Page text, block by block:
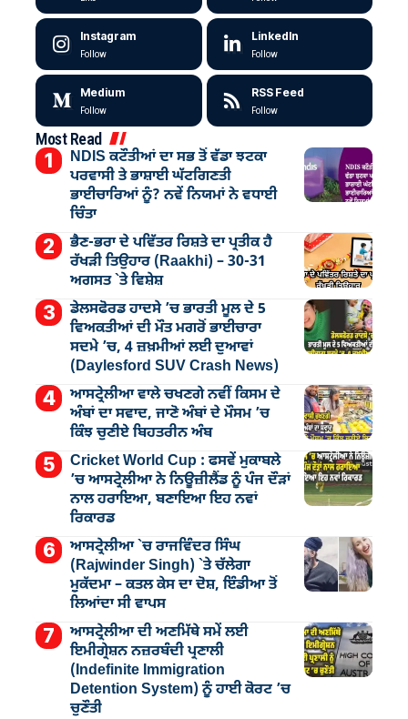
Instagram
Follow
LinkedIn
Follow
Medium
Follow
RSS Feed
Follow
Most Read
NDIS ਕਟੌਤੀਆਂ ਦਾ ਸਭ ਤੋਂ ਵੱਡਾ ਝਟਕਾ
ਪਰਵਾਸੀ ਤੇ ਭਾਸ਼ਾਈ ਘੱਟਗਿਣਤੀ
ਭਾਈਚਾਰਿਆਂ ਨੂੰ? ਨਵੇਂ ਨਿਯਮਾਂ ਨੇ ਵਧਾਈ
ਚਿੰਤਾ
ਭੈਣ-ਭਰਾ ਦੇ ਪਵਿੱਤਰ ਰਿਸ਼ਤੇ ਦਾ ਪ੍ਰਤੀਕ ਹੈ
ਰੱਖੜੀ ਤਿਉਹਾਰ (Raakhi) – 30-31
ਅਗਸਤ `ਤੇ ਵਿਸ਼ੇਸ਼
ਡੇਲਸਫੋਰਡ ਹਾਦਸੇ ’ਚ ਭਾਰਤੀ ਮੂਲ ਦੇ 5
ਵਿਅਕਤੀਆਂ ਦੀ ਮੌਤ ਮਗਰੋਂ ਭਾਈਚਾਰਾ
ਸਦਮੇ ’ਚ, 4 ਜ਼ਖ਼ਮੀਆਂ ਲਈ ਦੁਆਵਾਂ
(Daylesford SUV Crash News)
ਆਸਟ੍ਰੇਲੀਆ ਵਾਲੇ ਚਖਣਗੇ ਨਵੀਂ ਕਿਸਮ ਦੇ
ਅੰਬਾਂ ਦਾ ਸਵਾਦ, ਜਾਣੋ ਅੰਬਾਂ ਦੇ ਮੌਸਮ ’ਚ
ਕਿੰਝ ਚੁਣੀਏ ਬਿਹਤਰੀਨ ਅੰਬ
Cricket World Cup : ਫਸਵੇਂ ਮੁਕਾਬਲੇ
’ਚ ਆਸਟ੍ਰੇਲੀਆ ਨੇ ਨਿਊਜ਼ੀਲੈਂਡ ਨੂੰ ਪੰਜ ਦੌੜਾਂ
ਨਾਲ ਹਰਾਇਆ, ਬਣਾਇਆ ਇਹ ਨਵਾਂ
ਰਿਕਾਰਡ
ਆਸਟ੍ਰੇਲੀਆ `ਚ ਰਾਜਵਿੰਦਰ ਸਿੰਘ
(Rajwinder Singh) `ਤੇ ਚੱਲੇਗਾ
ਮੁੁਕੱਦਮਾ – ਕਤਲ ਕੇਸ ਦਾ ਦੋਸ਼, ਇੰਡੀਆ ਤੋਂ
ਲਿਆਂਦਾ ਸੀ ਵਾਪਸ
ਆਸਟ੍ਰੇਲੀਆ ਦੀ ਅਣਮਿੱਥੇ ਸਮੇਂ ਲਈ
ਇਮੀਗ੍ਰੇਸ਼ਨ ਨਜ਼ਰਬੰਦੀ ਪ੍ਰਣਾਲੀ
(Indefinite Immigration
Detention System) ਨੂੰ ਹਾਈ ਕੋਰਟ ’ਚ
ਚੁਣੌਤੀ